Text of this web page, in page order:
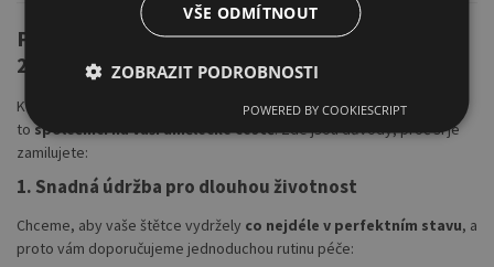
Proč si zamilujete Kolibri školní štětce série
22?
Kolibri školní štětce série 22 nejsou jen nástroje pro malování – jsou
tospolečníci na vaší umělecké cestě. Zde jsou důvody, proč si je
zamilujete:
1. Snadná údržba pro dlouhou životnost
Chceme, aby vaše štětce vydržely co nejdéle v perfektním stavu, a
proto vám doporučujeme jednoduchou rutinu péče:
VŠE ODMÍTNOUT
ZOBRAZIT PODROBNOSTI
POWERED BY COOKIESCRIPT